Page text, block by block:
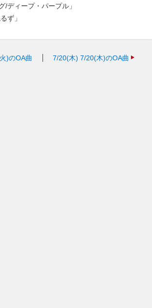
/ディープ・パープル」
ず」
)のOA曲 7/20(木) 7/20(木)のOA曲